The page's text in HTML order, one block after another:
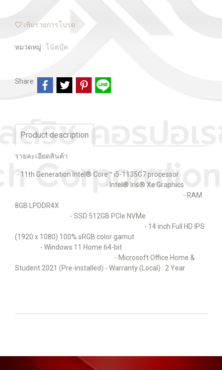
เพิ่มรายการโปรด
หมวดหมู่ : โน้ตบุ๊ค
Share
Product description
รายละเอียดสินค้า
- 11th Generation Intel® Core™ i5-1135G7 processor
- Intel® Iris® Xe Graphics
- RAM
8GB LPDDR4X
- SSD 512GB PCIe NVMe
- 14 inch Full HD IPS
(1920 x 1080) 100% sRGB color gamut
- Windows 11 Home 64-bit
- Microsoft Office Home &
Student 2021 (Pre-installed) - Warranty (Local) : 2 Year